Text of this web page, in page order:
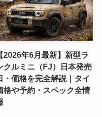
【2026年6月最新】新型ラ
クルミニ（FJ）日本発売
・価格を完全解説｜タイ
格や予約・スペック全情